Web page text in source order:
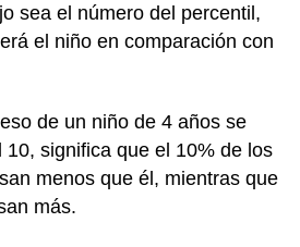
sea el número del percentil,
el niño en comparación con
de un niño de 4 años se
significa que el 10% de los
menos que él, mientras que
más.